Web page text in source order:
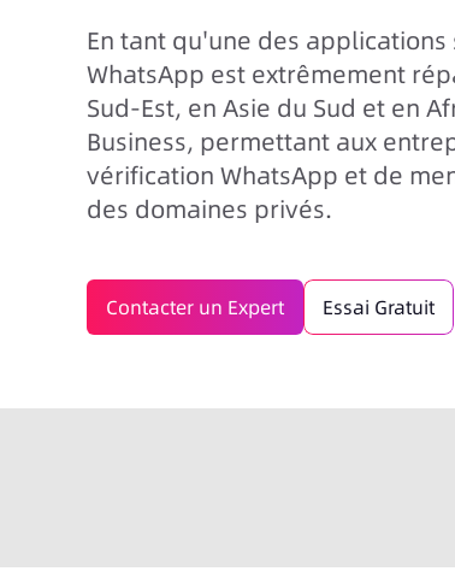
En tant qu'une des
WhatsApp est extrêmement
Sud-Est, en Asie du Sud et en
Business, permettant aux
vérification WhatsApp et de
des domaines privés.
Contacter un Expert Essai Gratuit